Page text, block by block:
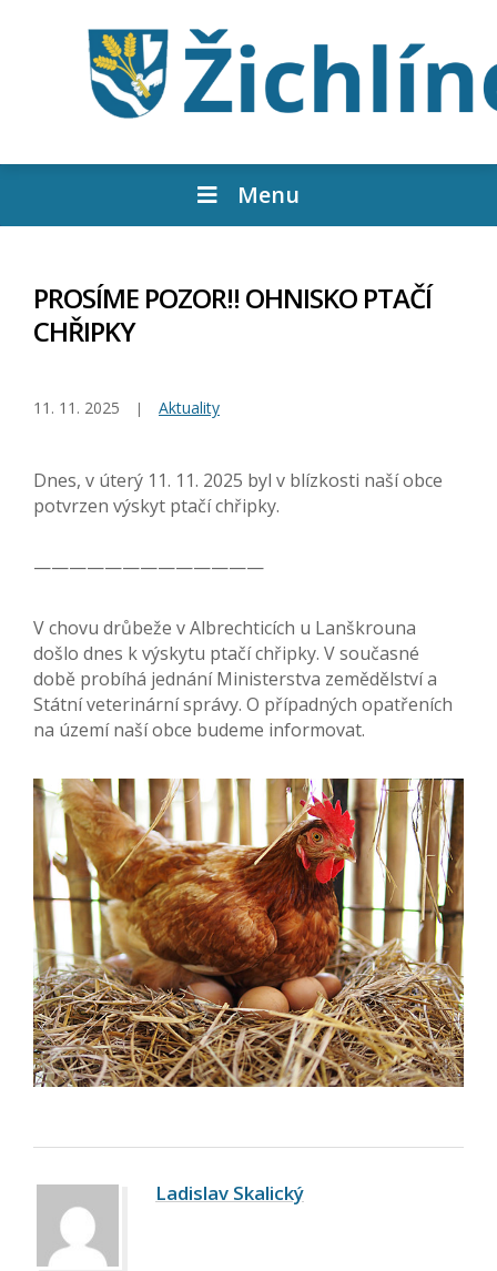
Menu
PROSÍME POZOR!! OHNISKO PTAČÍ
CHŘIPKY
11. 11. 2025 Aktuality
Dnes, v úterý 11. 11. 2025 byl v blízkosti naší obce
potvrzen výskyt ptačí chřipky.
—————————————
V chovu drůbeže v Albrechticích u Lanškrouna
došlo dnes k výskytu ptačí chřipky. V současné
době probíhá jednání Ministerstva zemědělství a
Státní veterinární správy. O případných opatřeních
na území naší obce budeme informovat.
Ladislav Skalický